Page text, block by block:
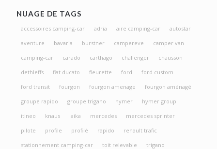
NUAGE DE TAGS
accessoires camping-car adria aire camping-car
autostar
aventure
bavaria burstner campereve
camper van
camping-car
carado carthago challenger
chausson
dethleffs
fiat ducato fleurette ford
ford custom
ford transit
fourgon fourgon amenage
fourgon aménagé
groupe rapido
groupe trigano hymer
hymer group
itineo
knaus laika mercedes
mercedes sprinter
pilote
profile profilé rapido
renault trafic
stationnement camping-car
toit relevable
trigano